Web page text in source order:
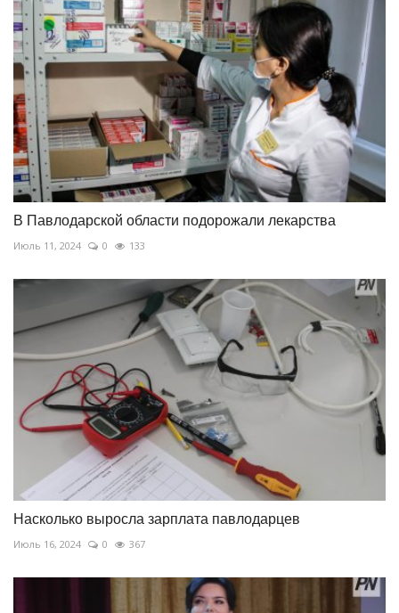
В Павлодарской области подорожали лекарства
Июль 11, 2024 0 133
Насколько выросла зарплата павлодарцев
Июль 16, 2024 0 367